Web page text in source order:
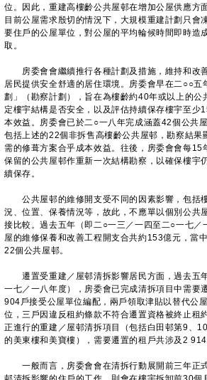
位。因此，重建高樓齡公共屋邨在增加公屋供應方
目前公屋需求殷切的情況下，大規模重建計劃只會
要住戶的公屋單位，對公屋的平均輪候時間即時造
取。
房委會會繼續推行各種計劃及措施，維持和改
居民提供安全舒適的居住環境。房委會早在二○○五
劃」（勘察計劃），旨在為樓齡約40年或以上的公
定樓宇結構是否安全，以及評估持續保存樓宇至少
本效益。房委會已於二○一八年完成涵蓋42個公共
包括上述的22個非拆售高樓齡公共屋邨，勘察結果
需的修葺方案合乎成本效益。往後，房委會會每15
保留的公共屋邨作重新一次結構勘察，以確保樓宇
續保存。
公共屋邨的維修開支受不同的因素影響，包括
況、位置、保養情況等，故此，不應單以個別公共
接比較。過去五年（即二○一三／一四至二○一七／
屋的維修保養和改善工程開支合共約153億元，當
22個公共屋邨。
遷置受重建／屋邨清拆影響居民方面，過去五
一七／一八年度），房委會已完成清拆項目中需要
904戶接受公屋單位編配，兩戶領取津貼以替代公
位，三戶因違反租約條款不符合遷置資格被終止租
正進行的重建／屋邨清拆項目（包括白田邨第9、
的美東樓和美寶樓），需要遷置的租戶共涉及2 914
一般而言，房委會會在清拆行動展開前三年正